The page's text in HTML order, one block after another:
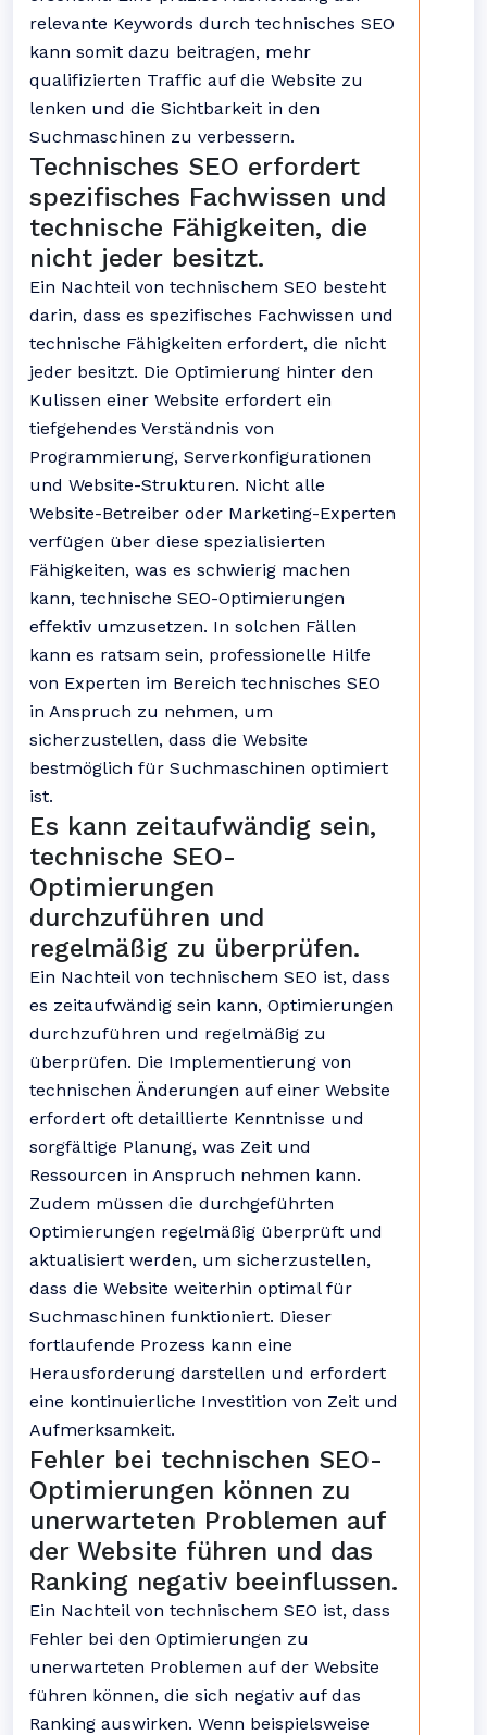
relevante Keywords durch technisches SEO
kann somit dazu beitragen, mehr
qualifizierten Traffic auf die Website zu
lenken und die Sichtbarkeit in den
Suchmaschinen zu verbessern.
Technisches SEO erfordert
spezifisches Fachwissen und
technische Fähigkeiten, die
nicht jeder besitzt.
Ein Nachteil von technischem SEO besteht
darin, dass es spezifisches Fachwissen und
technische Fähigkeiten erfordert, die nicht
jeder besitzt. Die Optimierung hinter den
Kulissen einer Website erfordert ein
tiefgehendes Verständnis von
Programmierung, Serverkonfigurationen
und Website-Strukturen. Nicht alle
Website-Betreiber oder Marketing-Experten
verfügen über diese spezialisierten
Fähigkeiten, was es schwierig machen
kann, technische SEO-Optimierungen
effektiv umzusetzen. In solchen Fällen
kann es ratsam sein, professionelle Hilfe
von Experten im Bereich technisches SEO
in Anspruch zu nehmen, um
sicherzustellen, dass die Website
bestmöglich für Suchmaschinen optimiert
ist.
Es kann zeitaufwändig sein,
technische SEO-
Optimierungen
durchzuführen und
regelmäßig zu überprüfen.
Ein Nachteil von technischem SEO ist, dass
es zeitaufwändig sein kann, Optimierungen
durchzuführen und regelmäßig zu
überprüfen. Die Implementierung von
technischen Änderungen auf einer Website
erfordert oft detaillierte Kenntnisse und
sorgfältige Planung, was Zeit und
Ressourcen in Anspruch nehmen kann.
Zudem müssen die durchgeführten
Optimierungen regelmäßig überprüft und
aktualisiert werden, um sicherzustellen,
dass die Website weiterhin optimal für
Suchmaschinen funktioniert. Dieser
fortlaufende Prozess kann eine
Herausforderung darstellen und erfordert
eine kontinuierliche Investition von Zeit und
Aufmerksamkeit.
Fehler bei technischen SEO-
Optimierungen können zu
unerwarteten Problemen auf
der Website führen und das
Ranking negativ beeinflussen.
Ein Nachteil von technischem SEO ist, dass
Fehler bei den Optimierungen zu
unerwarteten Problemen auf der Website
führen können, die sich negativ auf das
Ranking auswirken. Wenn beispielsweise